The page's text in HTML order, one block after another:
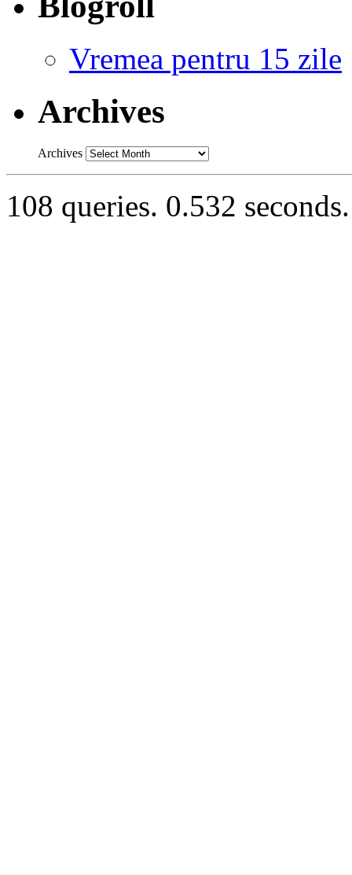
Vremea pentru 15 zile
Archives
Archives
108 queries. 0.532 seconds.